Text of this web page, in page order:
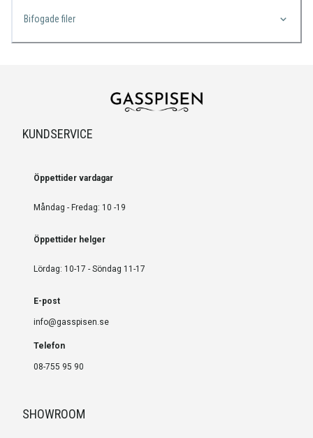
Bifogade filer
KUNDSERVICE
Öppettider vardagar
Måndag - Fredag: 10 -19
Öppettider helger
Lördag: 10-17 - Söndag 11-17
E-post
info@gasspisen.se
Telefon
08-755 95 90
SHOWROOM